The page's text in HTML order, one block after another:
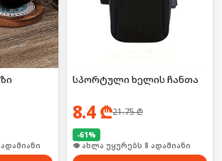
23-მა
სპორტული ხელის ჩანთა
8.4₾21.75₾
-61%
🛒 ბოლო 24სთ-ში იყიდა 16-მა